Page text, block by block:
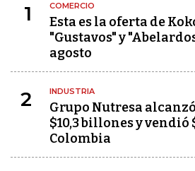
1 COMERCIO
Esta es la oferta de
"Gustavos" y
agosto
2 INDUSTRIA
Grupo Nutresa
$10,3 billones y vendió
Colombia